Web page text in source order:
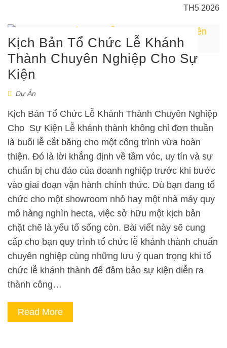
TH5 2026
Kịch Bản Tổ Chức Lễ Khánh
Thành Chuyên Nghiệp Cho Sự
Kiện
Dự Án
Kịch Bản Tổ Chức Lễ Khánh Thành Chuyên Nghiệp
Cho Sự Kiện Lễ khánh thành không chỉ đơn thuần
là buổi lễ cắt băng cho một công trình vừa hoàn
thiện. Đó là lời khẳng định về tầm vóc, uy tín và sự
chuẩn bị chu đáo của doanh nghiệp trước khi bước
vào giai đoạn vận hành chính thức. Dù bạn đang tổ
chức cho một showroom nhỏ hay một nhà máy quy
mô hàng nghìn hecta, việc sở hữu một kịch bản
chặt chẽ là yếu tố sống còn. Bài viết này sẽ cung
cấp cho bạn quy trình tổ chức lễ khánh thành chuẩn
chuyên nghiệp cùng những lưu ý quan trọng khi tổ
chức lễ khánh thành để đảm bảo sự kiện diễn ra
thành công…
Read More